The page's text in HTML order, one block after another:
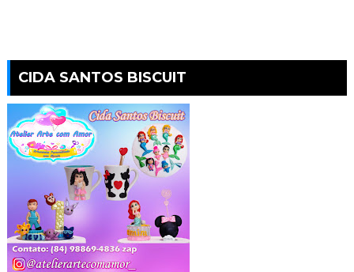
CIDA SANTOS BISCUIT